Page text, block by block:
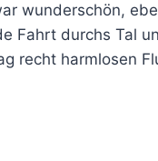
wunderschön,
Fahrt durchs Tal
recht harmlosen